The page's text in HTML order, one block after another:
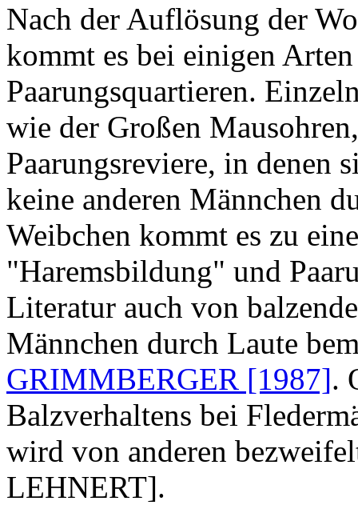
Nach der Auflösung der
kommt es bei einigen
Paarungsquartieren.
wie der Großen
Paarungsreviere, in denen
keine anderen Männchen
Weibchen kommt es zu
"Haremsbildung" und
Literatur auch von
Männchen durch Laute
GRIMMBERGER [1987].
Balzverhaltens bei
wird von anderen
LEHNERT].